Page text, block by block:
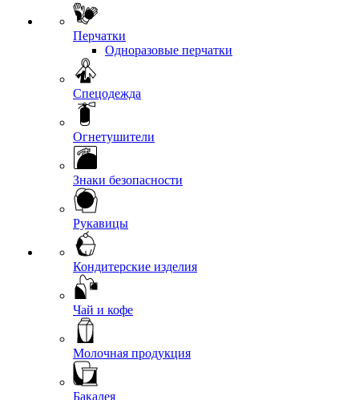
Перчатки
Одноразовые перчатки
Спецодежда
Огнетушители
Знаки безопасности
Рукавицы
Кондитерские изделия
Чай и кофе
Молочная продукция
Бакалея